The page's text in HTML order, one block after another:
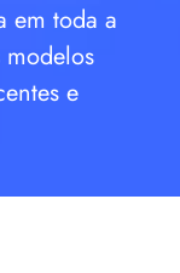
em toda a
e